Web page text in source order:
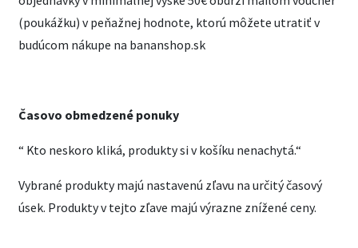
(poukážku) v peňažnej hodnote, ktorú môžete utratiť v
budúcom nákupe na bananshop.sk
Časovo obmedzené ponuky
“ Kto neskoro kliká, produkty si v košíku nenachytá.“
Vybrané produkty majú nastavenú zľavu na určitý časový
úsek. Produkty v tejto zľave majú výrazne znížené ceny.